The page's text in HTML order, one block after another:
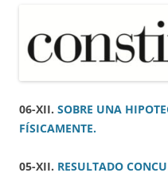
06-XII. SOBRE UNA
FÍSICAMENTE.
05-XII. RESULTADO